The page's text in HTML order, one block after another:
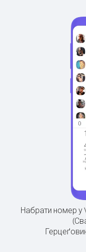
Набрати номер у